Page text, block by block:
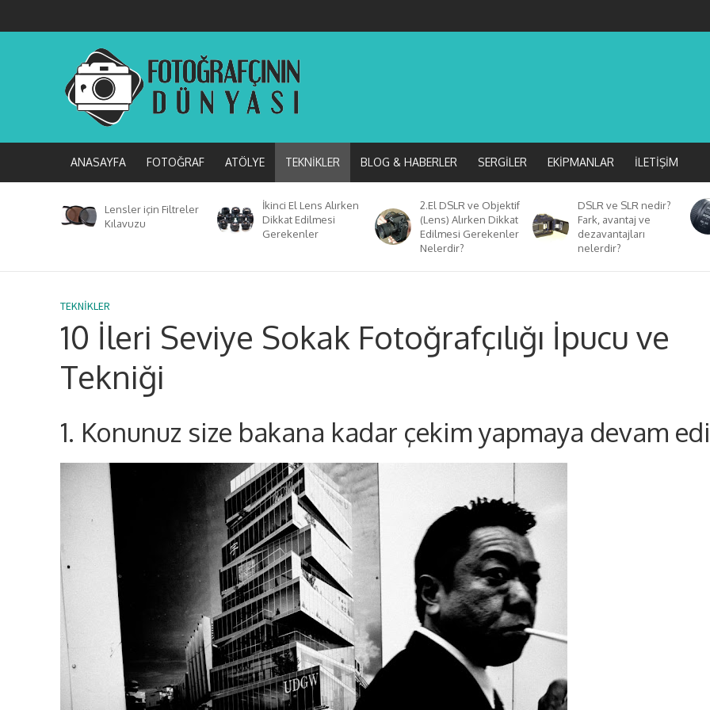
ANASAYFA FOTOĞRAF ATÖLYE TEKNIKLER BLOG & HABERLER SERGILER EKIPMANLAR İLETIŞIM
Lensler için Filtreler
Kılavuzu
İkinci El Lens Alırken
Dikkat Edilmesi
Gerekenler
2.El DSLR ve Objektif
(Lens) Alırken Dikkat
Edilmesi Gerekenler
Nelerdir?
DSLR ve SLR nedir?
Fark, avantaj ve
dezavantajları
nelerdir?
TEKNIKLER
10 İleri Seviye Sokak Fotoğrafçılığı İpucu ve
Tekniği
1. Konunuz size bakana kadar çekim yapmaya devam